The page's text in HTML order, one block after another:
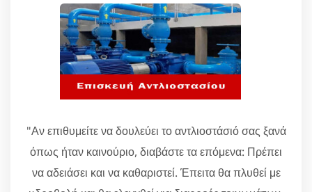
"Αν επιθυμείτε να δουλεύει το αντλιοστάσιό σας ξανά
όπως ήταν καινούριο, διαβάστε τα επόμενα: Πρέπει
να αδειάσει και να καθαριστεί. Έπειτα θα πλυθεί με